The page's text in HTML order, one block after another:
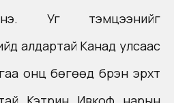
Уг тэмцээнийг
алдартай Канад улсаас
онц бөгөөд бүрэн эрхт